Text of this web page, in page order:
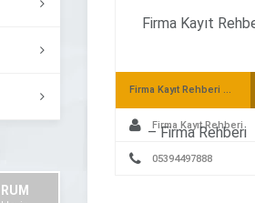
Firma Kayıt Rehberi – Firma Rehberi
Firma Kayıt Rehberi
05394497888